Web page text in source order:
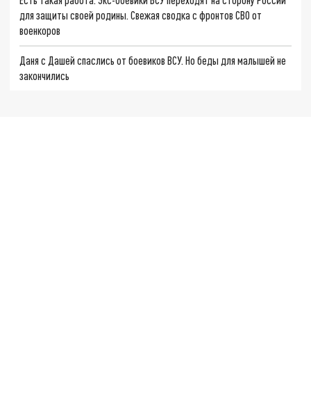
для защиты своей родины. Свежая сводка с фронтов СВО от
военкоров
Даня с Дашей спаслись от боевиков ВСУ. Но беды для малышей не
закончились